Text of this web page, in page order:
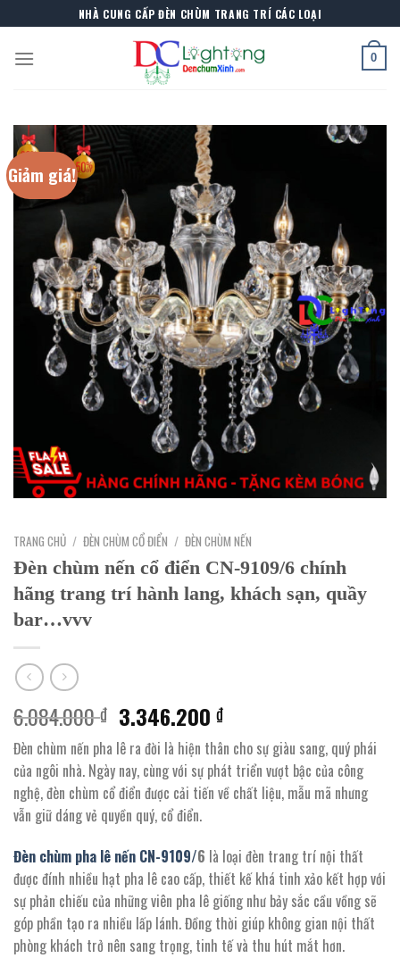
to
content
NHÀ CUNG CẤP ĐÈN CHÙM TRANG TRÍ CÁC LOẠI
0
Giảm giá!
TRANG CHỦ / ĐÈN CHÙM CỔ ĐIỂN / ĐÈN CHÙM NẾN
Đèn chùm nến cổ điển CN-9109/6 chính
hãng trang trí hành lang, khách sạn, quầy
bar…vvv
6.084.000₫ Giá
gốc
là:
6.084.000 ₫.
3.346.200₫Giá
hiện
tại
là:
3.346.200 ₫.
Đèn chùm nến pha lê ra đời là hiện thân cho sự giàu sang, quý phái
của ngôi nhà. Ngày nay, cùng với sự phát triển vượt bậc của công
nghệ, đèn chùm cổ điển được cải tiến về chất liệu, mẫu mã nhưng
vẫn giữ dáng vẻ quyền quý, cổ điển.
Đèn chùm pha lê nến CN-9109/6 là loại đèn trang trí nội thất
được đính nhiều hạt pha lê cao cấp, thiết kế khá tinh xảo kết hợp với
sự phản chiếu của những viên pha lê giống như bảy sắc cầu vồng sẽ
góp phần tạo ra nhiều lấp lánh. Đồng thời giúp không gian nội thất
phòng khách trở nên sang trọng, tinh tế và thu hút mắt hơn.